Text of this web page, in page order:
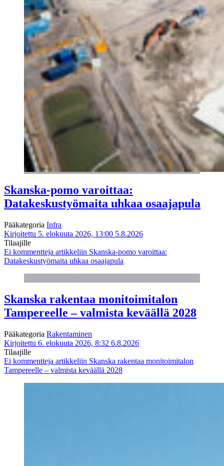
Skanska-pomo varoittaa:
Datakeskustyömaita uhkaa osaajapula
Pääkategoria Infra
Kirjoitettu 5. elokuuta 2026, 13:00 5.8.2026
Tilaajille
Ei kommentteja artikkeliin Skanska-pomo varoittaa:
Datakeskustyömaita uhkaa osaajapula
Skanska rakentaa monitoimitalon
Tampereelle – valmista keväällä 2028
Pääkategoria Rakentaminen
Kirjoitettu 6. elokuuta 2026, 8:32 6.8.2026
Tilaajille
Ei kommentteja artikkeliin Skanska rakentaa monitoimitalon
Tampereelle – valmista keväällä 2028